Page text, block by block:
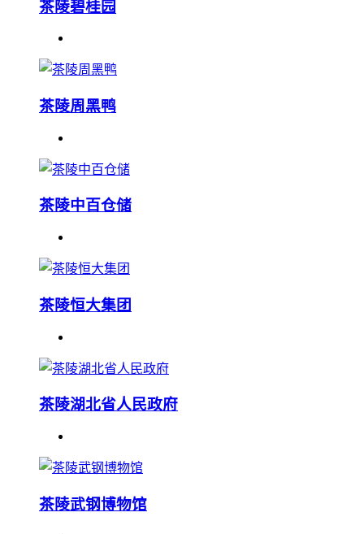
茶陵碧桂园
茶陵周黑鸭
茶陵中百仓储
茶陵恒大集团
茶陵湖北省人民政府
茶陵武钢博物馆